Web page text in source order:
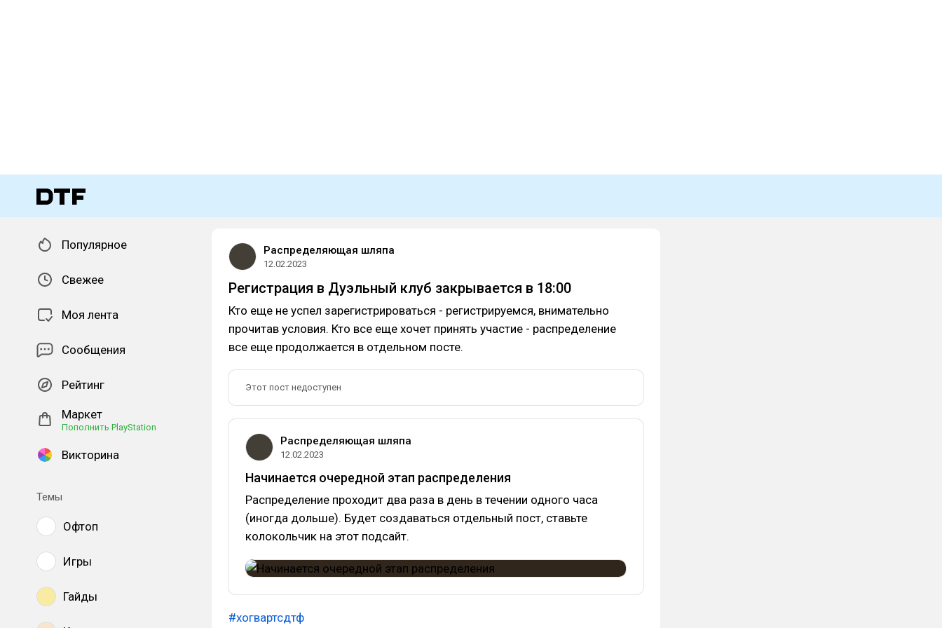
Популярное
Свежее
Моя лента
Сообщения
Рейтинг
Маркет
Пополнить PlayStation
Викторина
Темы
Офтоп
Игры
Гайды
Распределяющая шляпа
12.02.2023
Регистрация в Дуэльный клуб закрывается в 18:00
Кто еще не успел зарегистрироваться - регистрируемся, внимательно
прочитав условия. Кто все еще хочет принять участие - распределение
все еще продолжается в отдельном посте.
Этот пост недоступен
Распределяющая шляпа
12.02.2023
Начинается очередной этап распределения
Распределение проходит два раза в день в течении одного часа
(иногда дольше). Будет создаваться отдельный пост, ставьте
колокольчик на этот подсайт.
#хогвартсдтф